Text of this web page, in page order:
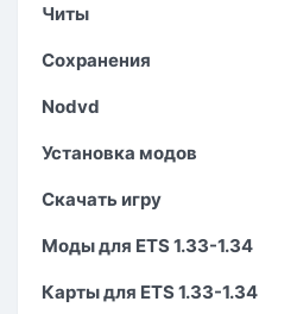
Читы
Сохранения
Nodvd
Установка модов
Скачать игру
Моды для ETS 1.33-1.34
Карты для ETS 1.33-1.34